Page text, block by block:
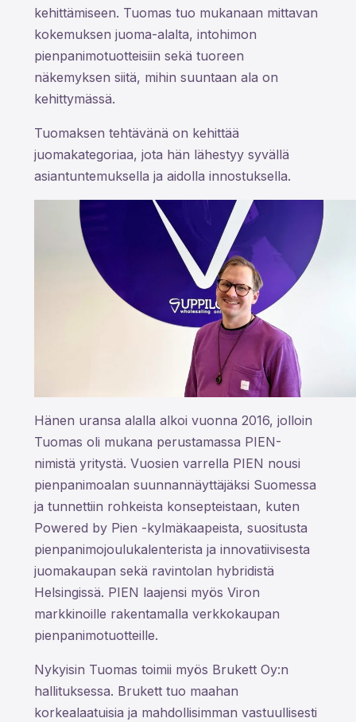
kehittämiseen. Tuomas tuo mukanaan mittavan
kokemuksen juoma-alalta, intohimon
pienpanimotuotteisiin sekä tuoreen
näkemyksen siitä, mihin suuntaan ala on
kehittymässä.
Tuomaksen tehtävänä on kehittää
juomakategoriaa, jota hän lähestyy syvällä
asiantuntemuksella ja aidolla innostuksella.
Hänen uransa alalla alkoi vuonna 2016, jolloin
Tuomas oli mukana perustamassa PIEN-
nimistä yritystä. Vuosien varrella PIEN nousi
pienpanimoalan suunnannäyttäjäksi Suomessa
ja tunnettiin rohkeista konsepteistaan, kuten
Powered by Pien -kylmäkaapeista, suositusta
pienpanimojoulukalenterista ja innovatiivisesta
juomakaupan sekä ravintolan hybridistä
Helsingissä. PIEN laajensi myös Viron
markkinoille rakentamalla verkkokaupan
pienpanimotuotteille.
Nykyisin Tuomas toimii myös Brukett Oy:n
hallituksessa. Brukett tuo maahan
korkealaatuisia ja mahdollisimman vastuullisesti